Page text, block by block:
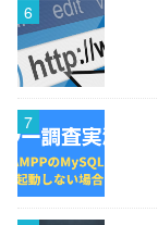
6
7